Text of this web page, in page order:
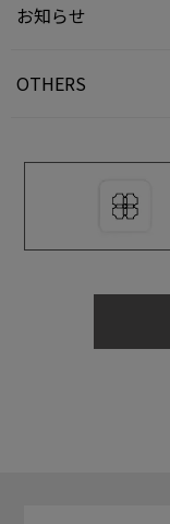
お知らせ
OTHERS